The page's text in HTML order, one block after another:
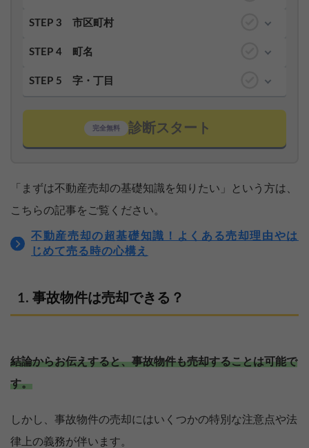
STEP 3 市区町村
STEP 4 町名
STEP 5 字・丁目
完全無料 診断スタート
「まずは不動産売却の基礎知識を知りたい」という方は、
こちらの記事をご覧ください。
不動産売却の超基礎知識！よくある売却理由やは
じめて売る時の心構え
事故物件は売却できる？
結論からお伝えすると、事故物件も売却することは可能で
す。
しかし、事故物件の売却にはいくつかの特別な注意点や法
律上の義務が伴います。